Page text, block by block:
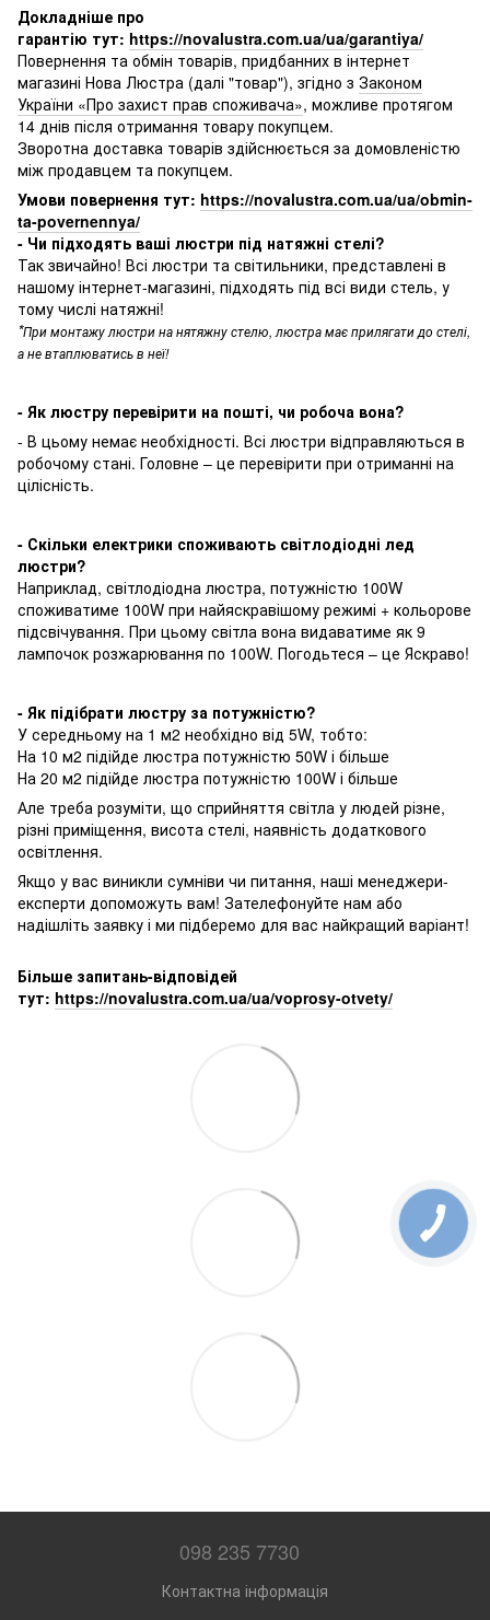
Докладніше про
гарантію тут: https://novalustra.com.ua/ua/garantiya/
Повернення та обмін товарів, придбанних в інтернет
магазині Нова Люстра (далі "товар"), згідно з Законом
України «Про захист прав споживача», можливе протягом
14 днів після отримання товару покупцем.
Зворотна доставка товарів здійснюється за домовленістю
між продавцем та покупцем.
Умови повернення тут: https://novalustra.com.ua/ua/obmin-
ta-povernennya/
- Чи підходять ваші люстри під натяжні стелі?
Так звичайно! Всі люстри та світильники, представлені в
нашому інтернет-магазині, підходять під всі види стель, у
тому числі натяжні!
*При монтажу люстри на нятяжну стелю, люстра має прилягати до стелі,
а не втаплюватись в неї!
- Як люстру перевірити на пошті, чи робоча вона?
- В цьому немає необхідності. Всі люстри відправляються в
робочому стані. Головне – це перевірити при отриманні на
цілісність.
- Скільки електрики споживають світлодіодні лед
люстри?
Наприклад, світлодіодна люстра, потужністю 100W
споживатиме 100W при найяскравішому режимі + кольорове
підсвічування. При цьому світла вона видаватиме як 9
лампочок розжарювання по 100W. Погодьтеся – це Яскраво!
- Як підібрати люстру за потужністю?
У середньому на 1 м2 необхідно від 5W, тобто:
На 10 м2 підійде люстра потужністю 50W і більше
На 20 м2 підійде люстра потужністю 100W і більше
Але треба розуміти, що сприйняття світла у людей різне,
різні приміщення, висота стелі, наявність додаткового
освітлення.
Якщо у вас виникли сумніви чи питання, наші менеджери-
експерти допоможуть вам! Зателефонуйте нам або
надішліть заявку і ми підберемо для вас найкращий варіант!
Більше запитань-відповідей
тут: https://novalustra.com.ua/ua/voprosy-otvety/
098 235 7730
Контактна інформація